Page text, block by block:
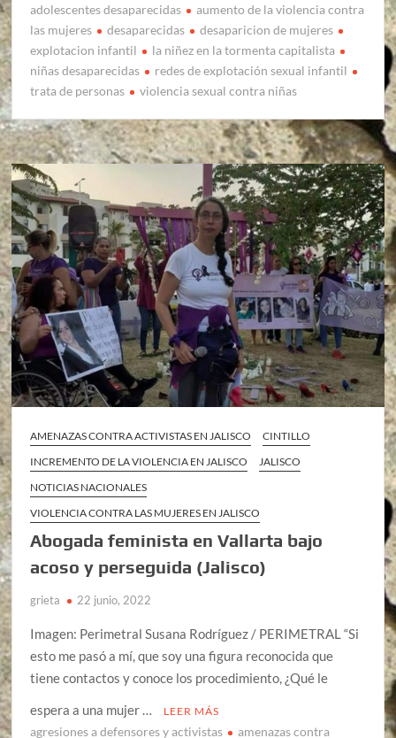
adolescentes desaparecidas
aumento de la violencia contra
las mujeres
desaparecidas
desaparicion de mujeres
explotacion infantil
la niñez en la tormenta capitalista
niñas desaparecidas
redes de explotación sexual infantil
trata de personas
violencia sexual contra niñas
AMENAZAS CONTRA ACTIVISTAS EN JALISCO
CINTILLO
INCREMENTO DE LA VIOLENCIA EN JALISCO
JALISCO
NOTICIAS NACIONALES
VIOLENCIA CONTRA LAS MUJERES EN JALISCO
Abogada feminista en Vallarta bajo
acoso y perseguida (Jalisco)
grieta 22 junio, 2022
Imagen: Perimetral Susana Rodríguez / PERIMETRAL “Si
esto me pasó a mí, que soy una figura reconocida que
tiene contactos y conoce los procedimiento, ¿Qué le
espera a una mujer …
LEER MÁS
agresiones a defensores y activistas amenazas contra